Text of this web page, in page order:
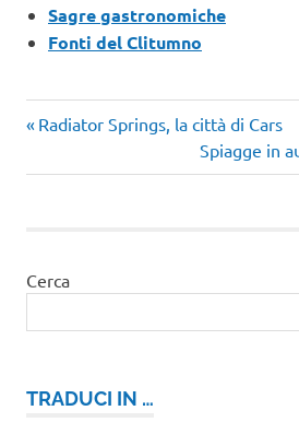
Sagre gastronomiche
Fonti del Clitumno
Navigazione
articoli
Articolo
Radiator Springs, la città di Cars
Articolo
successivo:
Spiagge in
Cerca
TRADUCI IN …